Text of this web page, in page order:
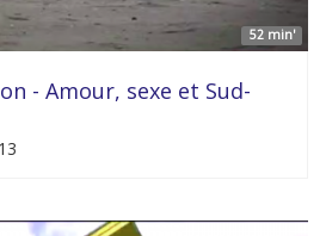
52 min'
- Amour, sexe et Sud-